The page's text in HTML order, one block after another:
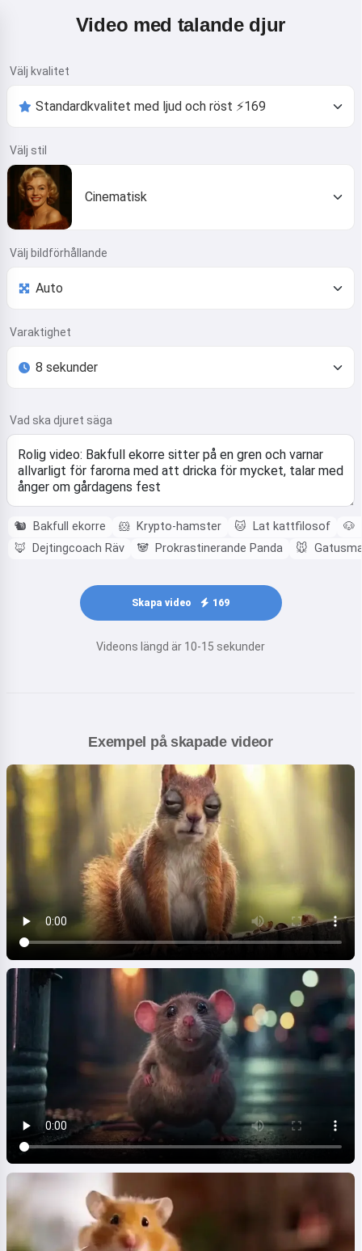
Video med talande djur
Välj kvalitet
Välj stil
Cinematisk
Välj bildförhållande
Varaktighet
Vad ska djuret säga
🐿️ Bakfull ekorre 🐹 Krypto-hamster 🐱 Lat kattfilosof 🐶
🦊
Dejtingcoach Räv 🐼 Prokrastinerande Panda 🐭
Skapa video 169
Videons längd är 10-15 sekunder
Exempel på skapade videor